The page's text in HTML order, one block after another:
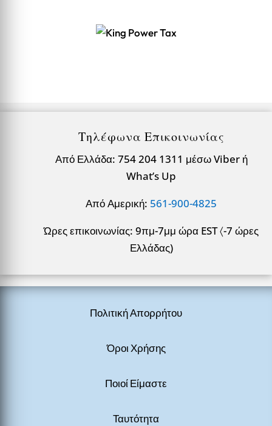
Τηλέφωνα Επικοινωνίας
Από Ελλάδα: 754 204 1311 μέσω Viber ή
What’s Up
Από Αμερική: 561-900-4825
Ώρες επικοινωνίας: 9πμ-7μμ ώρα EST 〈-7 ώρες
Ελλάδας)
Πολιτική Απορρήτου
Όροι Χρήσης
Ποιοί Είμαστε
Ταυτότητα